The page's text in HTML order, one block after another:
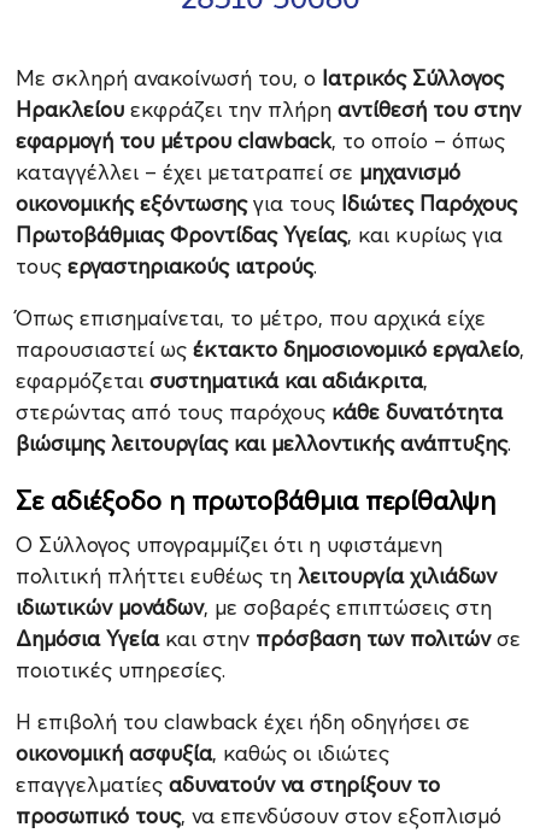
Με σκληρή ανακοίνωσή του, ο Ιατρικός Σύλλογος
Ηρακλείουεκφράζει την πλήρη αντίθεσή του στην
εφαρμογή του μέτρου clawback, το οποίο – όπως
καταγγέλλει – έχει μετατραπεί σε μηχανισμό
οικονομικής εξόντωσηςγια τους Ιδιώτες Παρόχους
Πρωτοβάθμιας Φροντίδας Υγείας, και κυρίως για
τους εργαστηριακούς ιατρούς.
Όπως επισημαίνεται, το μέτρο, που αρχικά είχε
παρουσιαστεί ως έκτακτο δημοσιονομικό εργαλείο,
εφαρμόζεται συστηματικά και αδιάκριτα,
στερώντας από τους παρόχους κάθε δυνατότητα
βιώσιμης λειτουργίας και μελλοντικής ανάπτυξης.
Σε αδιέξοδο η πρωτοβάθμια περίθαλψη
Ο Σύλλογος υπογραμμίζει ότι η υφιστάμενη
πολιτική πλήττει ευθέως τη λειτουργία χιλιάδων
ιδιωτικών μονάδων, με σοβαρές επιπτώσεις στη
Δημόσια Υγείακαι στην πρόσβαση των πολιτώνσε
ποιοτικές υπηρεσίες.
Η επιβολή του clawback έχει ήδη οδηγήσει σε
οικονομική ασφυξία, καθώς οι ιδιώτες
επαγγελματίες αδυνατούν να στηρίξουν το
προσωπικό τους, να επενδύσουν στον εξοπλισμό